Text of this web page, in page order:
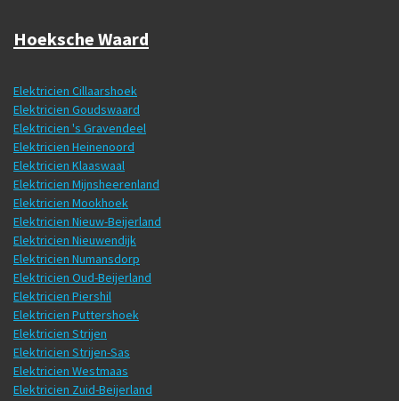
Hoeksche Waard
Elektricien Cillaarshoek
Elektricien Goudswaard
Elektricien 's Gravendeel
Elektricien Heinenoord
Elektricien Klaaswaal
Elektricien Mijnsheerenland
Elektricien Mookhoek
Elektricien Nieuw-Beijerland
Elektricien Nieuwendijk
Elektricien Numansdorp
Elektricien Oud-Beijerland
Elektricien Piershil
Elektricien Puttershoek
Elektricien Strijen
Elektricien Strijen-Sas
Elektricien Westmaas
Elektricien Zuid-Beijerland